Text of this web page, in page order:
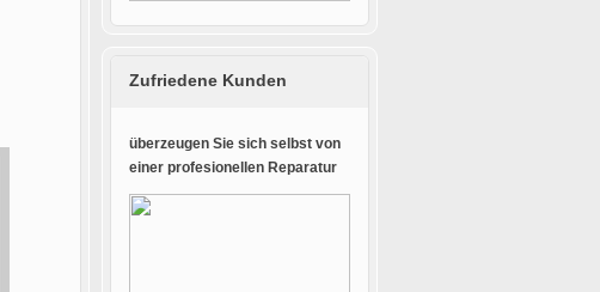
Zufriedene Kunden
überzeugen Sie sich selbst von
einer profesionellen Reparatur